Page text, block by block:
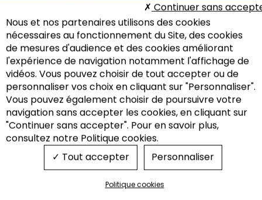
Recherche
Adeus info
Inscrivez-vous à la newsletter
Votre
Nous et nos partenaires utilisons des cookies
nécessaires au fonctionnement du Site, des cookies
de mesures d'audience et des cookies améliorant
l'expérience de navigation notamment l'affichage de
vidéos. Vous pouvez choisir de tout accepter ou de
personnaliser vos choix en cliquant sur "Personnaliser".
Vous pouvez également choisir de poursuivre votre
navigation sans accepter les cookies, en cliquant sur
"Continuer sans accepter". Pour en savoir plus,
consultez notre Politique cookies.
Tout accepter
Continuer sans
Personnaliser
Politique cookies